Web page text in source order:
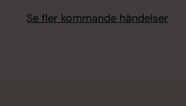
Se fler kommande händelser